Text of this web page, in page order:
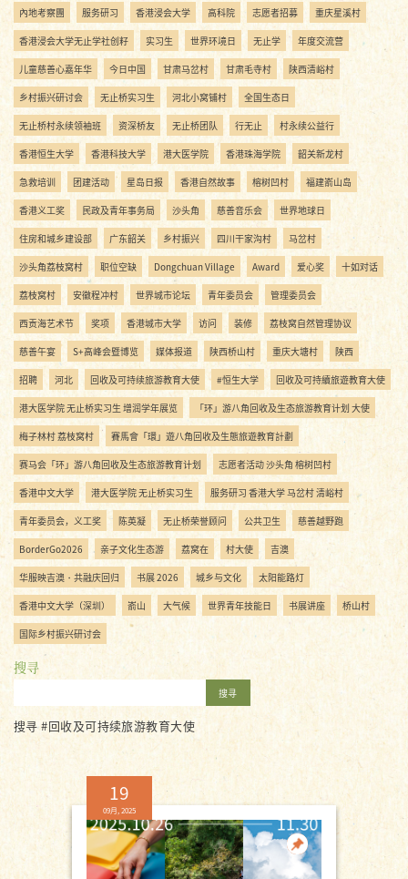
內地考察團 服务研习 香港浸会大学 高科院 志愿者招募 重庆星溪村
香港浸会大学无止学社创籽 实习生 世界环境日 无止学 年度交流营
儿童慈善心嘉年华 今日中国 甘肃马岔村 甘肃毛寺村 陕西清峪村
乡村振兴研讨会 无止桥实习生 河北小窝铺村 全国生态日
无止桥村永续领袖班 资深桥友 无止桥团队 行无止 村永续公益行
香港恒生大学 香港科技大学 港大医学院 香港珠海学院 韶关新龙村
急救培训 团建活动 星岛日报 香港自然故事 榕树凹村 福建嵛山岛
香港义工奖 民政及青年事务局 沙头角 慈善音乐会 世界地球日
住房和城乡建设部 广东韶关 乡村振兴 四川干家沟村 马岔村
沙头角荔枝窝村 职位空缺 Dongchuan Village Award 爱心奖 十如对话
荔枝窝村 安徽程冲村 世界城市论坛 青年委员会 管理委员会
西贡海艺术节 奖项 香港城市大学 访问 装修 荔枝窝自然管理协议
慈善午宴 S+高峰会暨博览 媒体报道 陕西桥山村 重庆大塘村 陕西
招聘 河北 回收及可持续旅游教育大使 #恒生大学 回收及可持續旅遊教育大使
港大医学院 无止桥实习生 增润学年展览 「环」游八角回收及生态旅游教育计划 大使
梅子林村 荔枝窝村 賽馬會「環」遊八角回收及生態旅遊教育計劃
赛马会「环」游八角回收及生态旅游教育计划 志愿者活动 沙头角 榕树凹村
香港中文大学 港大医学院 无止桥实习生 服务研习 香港大学 马岔村 清峪村
青年委员会，义工奖 陈英凝 无止桥荣誉顾问 公共卫生 慈善越野跑
BorderGo2026 亲子文化生态游 荔窝在 村大使 吉澳
华服映吉澳・共融庆回归 书展 2026 城乡与文化 太阳能路灯
香港中文大学（深圳） 嵛山 大气候 世界青年技能日 书展讲座 桥山村
国际乡村振兴研讨会
搜寻
搜寻
搜寻 #回收及可持续旅游教育大使
19
09月, 2025